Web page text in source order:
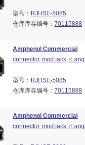
型号： RJHSE-5085
仓库库存编号： 70115888
Amphenol Commercial
connector, mod jack, rt
型号： RJHSE-5085
仓库库存编号： 70115888
Amphenol Commercial
connector, mod jack, rt